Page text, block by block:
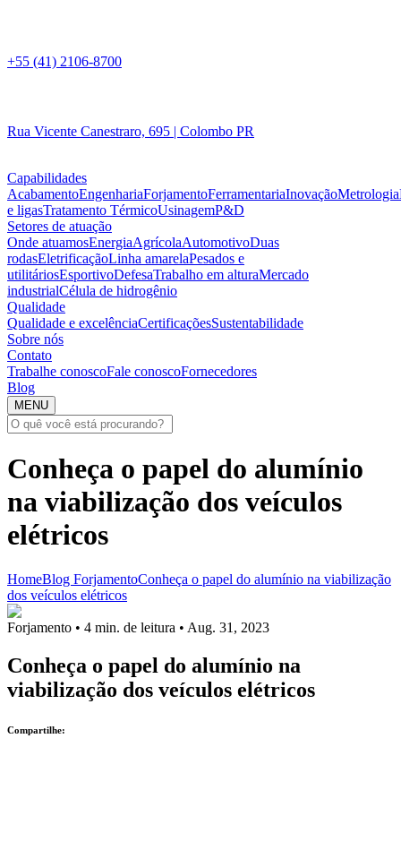
+55 (41) 2106-8700
Rua Vicente Canestraro, 695 | Colombo PR
Capabilidades
AcabamentoEngenhariaForjamentoFerramentariaInovaçãoMetrologia
e ligasTratamento TérmicoUsinagemP&D
Setores de atuação
Onde atuamosEnergiaAgrícolaAutomotivoDuas
rodasEletrificaçãoLinha amarelaPesados e
utilitáriosEsportivoDefesaTrabalho em alturaMercado
industrialCélula de hidrogênio
Qualidade
Qualidade e excelênciaCertificaçõesSustentabilidade
Sobre nós
Contato
Trabalhe conoscoFale conoscoFornecedores
Blog
MENU
Conheça o papel do alumínio
na viabilização dos veículos
elétricos
HomeBlog ForjamentoConheça o papel do alumínio na viabilização
dos veículos elétricos
Forjamento • 4 min. de leitura • Aug. 31, 2023
Conheça o papel do alumínio na
viabilização dos veículos elétricos
Compartilhe: